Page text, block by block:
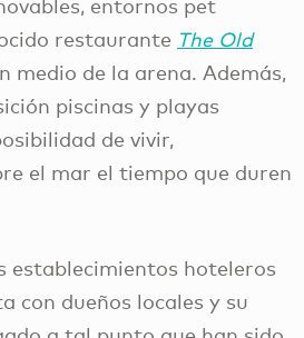
entornos pet
restaurante The Old
medio de la arena. Además,
piscinas y playas
de vivir,
el mar el tiempo que duren
establecimientos hoteleros
con dueños locales y su